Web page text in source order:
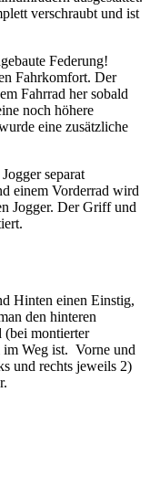
verschraubt und ist
Federung!
Fahrkomfort. Der
Fahrrad her sobald
noch höhere
eine zusätzliche
separat
einem Vorderrad wird
Jogger. Der Griff und
Hinten einen Einstig,
den hinteren
(bei montierter
Weg ist. Vorne und
und rechts jeweils 2)